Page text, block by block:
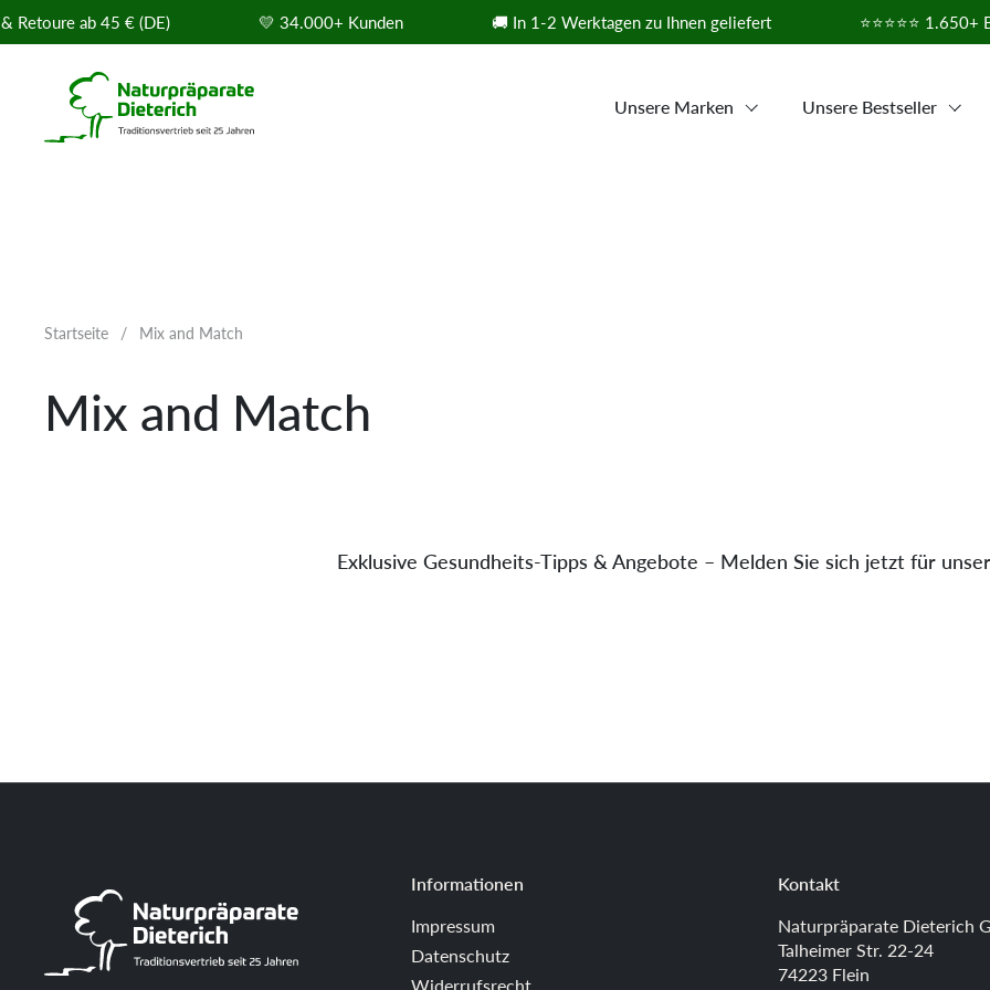
Zum Inhalt springen
ab 45 € (DE) 💛 34.000+ Kunden 🚚 In 1-2 Werktagen zu Ihnen geliefert ⭐⭐⭐⭐⭐ 1.650+
Unsere Marken Unsere Bestseller
Startseite / Mix and Match
Mix and Match
Exklusive Gesundheits-Tipps & Angebote – Melden Sie sich jetzt für
Informationen
Impressum
Datenschutz
Widerrufsrecht
Kontakt
Naturpräparate Dieterich
Talheimer Str. 22-24
74223 Flein